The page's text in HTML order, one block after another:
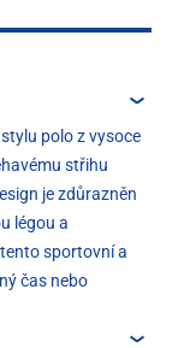
polo z vysoce
střihu
je zdůrazněn
légou a
sportovní a
čas nebo